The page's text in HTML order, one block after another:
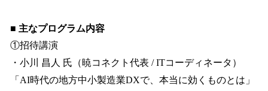
■ 主なプログラム内容
①招待講演
・小川 昌人 氏（暁コネクト代表 / ITコーディネータ）
「AI時代の地方中小製造業DXで、本当に効くものとは」